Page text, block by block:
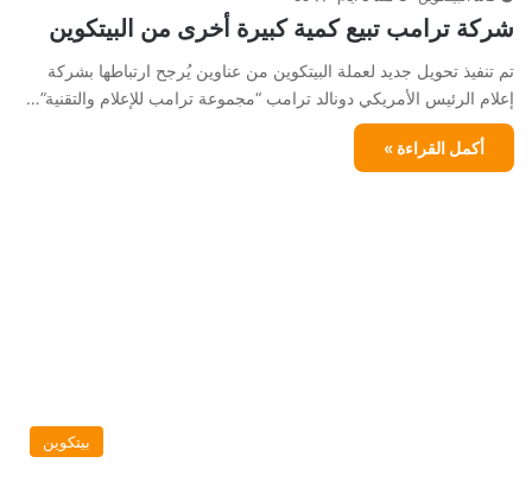
شركة ترامب تبيع كمية كبيرة أخرى من البيتكوين
تم تنفيذ تحويل جديد لعملة البيتكوين من عناوين يُرجح ارتباطها بشركة
إعلام الرئيس الأمريكي دونالد ترامب “مجموعة ترامب للإعلام والتقنية”…
أكمل القراءة »
بيتكوين